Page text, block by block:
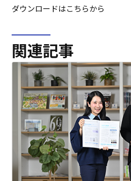
ダウンロードはこちらから
関連記事